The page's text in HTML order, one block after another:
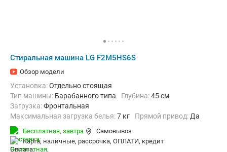
Стиральная машина LG F2M5HS6S
Обзор модели
Установка:Отдельно стоящая
Тип машины: Барабанного типа Глубина:45 см
загрузка:Фронтальная
Максимальная загрузка белья:7 кг прямой привод: Да
Количество программ:
Дополнительные функции:
Безопасность:
Защита от детей, Защита от перепадов
Бесплатная, завтра
Самовывоз
карта, наличные, рассрочка, ОПЛАТИ, кредит